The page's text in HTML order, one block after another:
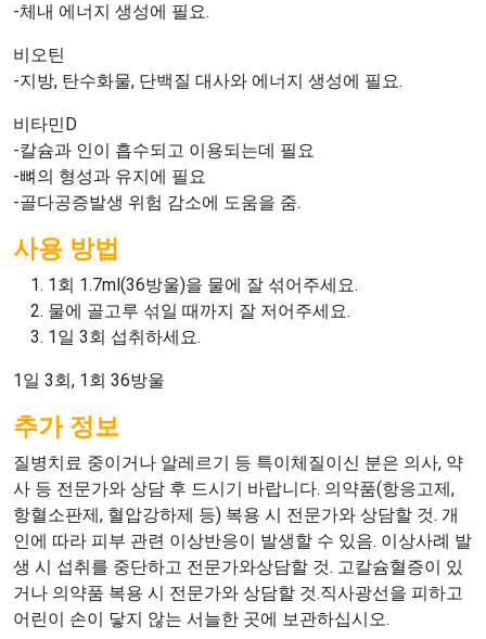
-체내 에너지 생성에 필요.
비오틴
-지방, 탄수화물, 단백질 대사와 에너지 생성에 필요.
비타민D
-칼슘과 인이 흡수되고 이용되는데 필요
-뼈의 형성과 유지에 필요
-골다공증발생 위험 감소에 도움을 줌.
사용 방법
1회 1.7ml(36방울)을 물에 잘 섞어주세요.
물에 골고루 섞일 때까지 잘 저어주세요.
1일 3회 섭취하세요.
1일 3회, 1회 36방울
추가 정보
질병치료 중이거나 알레르기 등 특이체질이신 분은 의사, 약
사 등 전문가와 상담 후 드시기 바랍니다. 의약품(항응고제,
항혈소판제, 혈압강하제 등) 복용 시 전문가와 상담할 것. 개
인에 따라 피부 관련 이상반응이 발생할 수 있음. 이상사례 발
생 시 섭취를 중단하고 전문가와상담할 것. 고칼슘혈증이 있
거나 의약품 복용 시 전문가와 상담할 것.직사광선을 피하고
어린이 손이 닿지 않는 서늘한 곳에 보관하십시오.